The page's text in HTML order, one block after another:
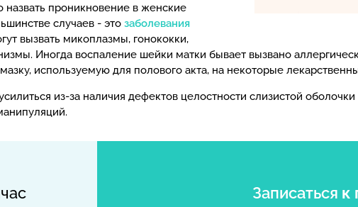
проникновение в женские
случаев - это заболевания
вызвать микоплазмы, гонококки,
Иногда воспаление шейки матки бывает вызвано
используемую для полового акта, на некоторые
из-за наличия дефектов целостности слизистой
Записаться к